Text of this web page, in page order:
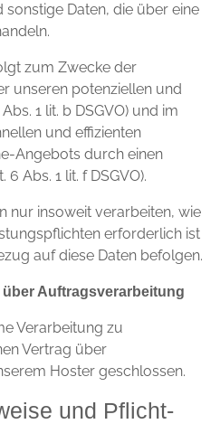
Daten, die über eine
zum Zwecke der
unseren potenziellen und
1 lit. b DSGVO) und im
und effizienten
Angebots durch einen
Abs. 1 lit. f DSGVO).
nur insoweit verarbeiten, wie
erforderlich ist
auf diese Daten befolgen.
Auftragsverarbeitung
Verarbeitung zu
Vertrag über
Hoster geschlossen.
und Pflicht­